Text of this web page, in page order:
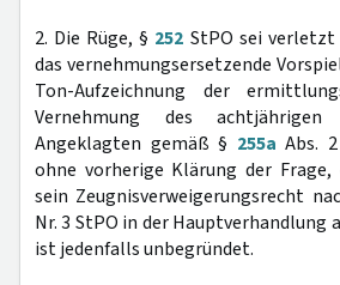
2. Die Rüge, § 252 StPO sei verletzt
das vernehmungsersetzende
Ton-Aufzeichnung der
Vernehmung des
Angeklagten gemäß § 255a Abs.
ohne vorherige Klärung der Frage,
sein Zeugnisverweigerungsrecht
Nr. 3 StPO in der Hauptverhandlung
ist jedenfalls unbegründet.